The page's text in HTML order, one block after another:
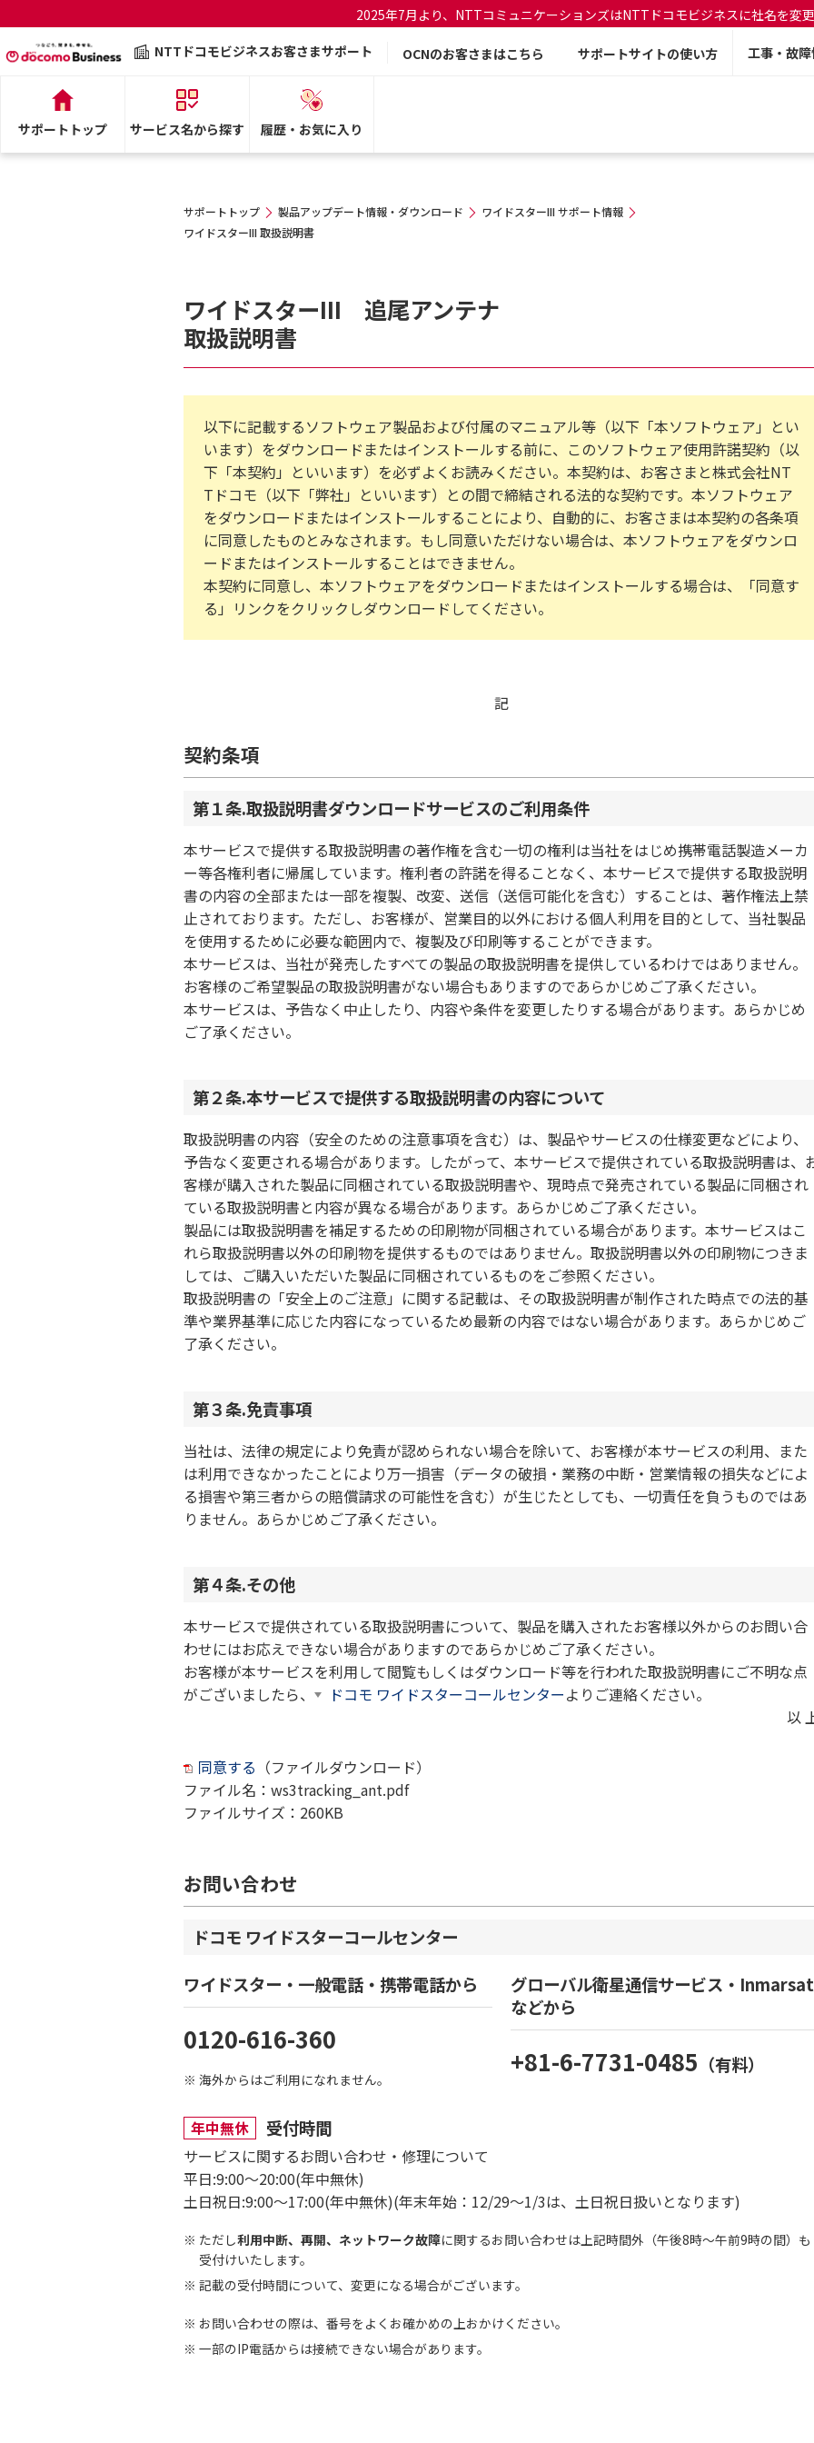
2025年7月より、NTTコミュニケーションズはNTTドコモビジネスに社名を変
NTTドコモビジネスお客さまサポート
OCNのお客さまはこちら サポートサイトの使い方 工事・故
サポートトップ サービス名から探す 履歴・お気に入り
サポートトップ 製品アップデート情報・ダウンロード
ワイドスターIII サポート情報
ワイドスターIII 取扱説明書
ワイドスターIII 追尾アンテナ
取扱説明書
以下に記載するソフトウェア製品および付属のマニュアル等（以下「本ソフトウェア」とい
います）をダウンロードまたはインストールする前に、このソフトウェア使用許諾契約（以
下「本契約」といいます）を必ずよくお読みください。本契約は、お客さまと株式会社NT
Tドコモ（以下「弊社」といいます）との間で締結される法的な契約です。本ソフトウェア
をダウンロードまたはインストールすることにより、自動的に、お客さまは本契約の各条項
に同意したものとみなされます。もし同意いただけない場合は、本ソフトウェアをダウンロ
ードまたはインストールすることはできません。
本契約に同意し、本ソフトウェアをダウンロードまたはインストールする場合は、「同意す
る」リンクをクリックしダウンロードしてください。
記
契約条項
第１条.取扱説明書ダウンロードサービスのご利用条件
本サービスで提供する取扱説明書の著作権を含む一切の権利は当社をはじめ携帯電話製造メーカ
ー等各権利者に帰属しています。権利者の許諾を得ることなく、本サービスで提供する取扱説明
書の内容の全部または一部を複製、改変、送信（送信可能化を含む）することは、著作権法上禁
止されております。ただし、お客様が、営業目的以外における個人利用を目的として、当社製品
を使用するために必要な範囲内で、複製及び印刷等することができます。
本サービスは、当社が発売したすべての製品の取扱説明書を提供しているわけではありません。
お客様のご希望製品の取扱説明書がない場合もありますのであらかじめご了承ください。
本サービスは、予告なく中止したり、内容や条件を変更したりする場合があります。あらかじめ
ご了承ください。
第２条.本サービスで提供する取扱説明書の内容について
取扱説明書の内容（安全のための注意事項を含む）は、製品やサービスの仕様変更などにより、
予告なく変更される場合があります。したがって、本サービスで提供されている取扱説明書は、
客様が購入された製品に同梱されている取扱説明書や、現時点で発売されている製品に同梱され
ている取扱説明書と内容が異なる場合があります。あらかじめご了承ください。
製品には取扱説明書を補足するための印刷物が同梱されている場合があります。本サービスはこ
れら取扱説明書以外の印刷物を提供するものではありません。取扱説明書以外の印刷物につきま
しては、ご購入いただいた製品に同梱されているものをご参照ください。
取扱説明書の「安全上のご注意」に関する記載は、その取扱説明書が制作された時点での法的基
準や業界基準に応じた内容になっているため最新の内容ではない場合があります。あらかじめご
了承ください。
第３条.免責事項
当社は、法律の規定により免責が認められない場合を除いて、お客様が本サービスの利用、また
は利用できなかったことにより万一損害（データの破損・業務の中断・営業情報の損失などによ
る損害や第三者からの賠償請求の可能性を含む）が生じたとしても、一切責任を負うものではあ
りません。あらかじめご了承ください。
第４条.その他
本サービスで提供されている取扱説明書について、製品を購入されたお客様以外からのお問い合
わせにはお応えできない場合がありますのであらかじめご了承ください。
お客様が本サービスを利用して閲覧もしくはダウンロード等を行われた取扱説明書にご不明な点
がございましたら、
ドコモ ワイドスターコールセンターよりご連絡ください。
以
同意する （ファイルダウンロード）
ファイル名：ws3tracking_ant.pdf
ファイルサイズ：260KB
お問い合わせ
ドコモ ワイドスターコールセンター
ワイドスター・一般電話・携帯電話から
0120-616-360
海外からはご利用になれません。
グローバル衛星通信サービス・Inmarsat
などから
+81-6-7731-0485 （有料）
年中無休 受付時間
サービスに関するお問い合わせ・修理について
平日:9:00～20:00(年中無休)
土日祝日:9:00～17:00(年中無休)(年末年始：12/29～1/3は、土日祝日扱いとなります)
ただし利用中断、再開、ネットワーク故障に関するお問い合わせは上記時間外（午後8時～午前9時の間）も
受付けいたします。
記載の受付時間について、変更になる場合がございます。
お問い合わせの際は、番号をよくお確かめの上おかけください。
一部のIP電話からは接続できない場合があります。